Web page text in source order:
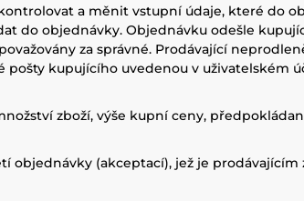
a měnit vstupní údaje, které do
do objednávky. Objednávku odešle
za správné. Prodávající
kupujícího uvedenou v uživatelském
zboží, výše kupní ceny,
(akceptací), jež je